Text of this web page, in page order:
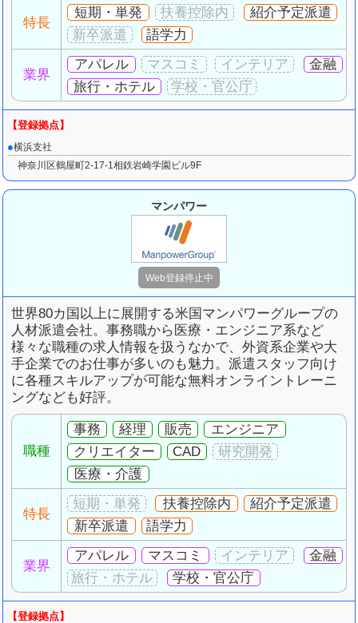
特長
短期・単発
紹介予定派遣
語学力
業界
アパレル
金融
旅行・ホテル
横浜支社
神奈川区鶴屋町2-17-1相鉄岩崎学園ビル9F
マンパワー
世界80カ国以上に展開する米国マンパワーグループの
人材派遣会社。事務職から医療・エンジニア系など
様々な職種の求人情報を扱うなかで、外資系企業や大
手企業でのお仕事が多いのも魅力。派遣スタッフ向け
に各種スキルアップが可能な無料オンライントレーニ
ングなども好評。
職種
事務 経理 販売
エンジニア
クリエイター
CAD
医療・介護
特長
扶養控除内
紹介予定派遣
新卒派遣
語学力
業界
アパレル マスコミ
金融
学校・官公庁